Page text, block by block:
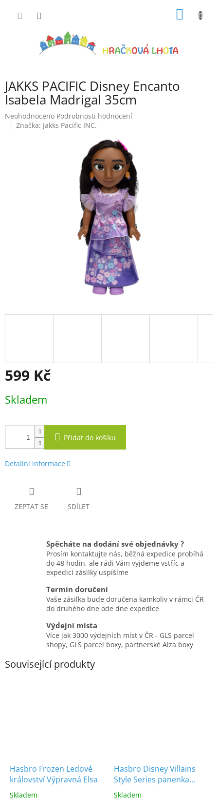
JAKKS PACIFIC Disney Encanto
Isabela Madrigal 35cm
Průměrné
hodnocení
Neohodnoceno Podrobnosti hodnocení
Značka: Jakks Pacific INC.
599 Kč
cena:
Skladem
Přidat do košíku
Detailní informace
ZEPTAT SE SDÍLET
Spěcháte na dodání své objednávky ?
Prosím kontaktujte nás, běžná expedice probíhá
do 48 hodin, ale rádi Vám vyjdeme vstříc a
expedici zásilky uspíšíme
Termín doručení
Vaše zásilka bude doručena kamkoliv v rámci ČR
do druhého dne ode dne expedice
Výdejní místa
Více jak 3000 výdejních míst v ČR - GLS parcel
shopy, GLS parcel boxy, partnerské Alza boxy
Související produkty
Hasbro Frozen Ledové
království Výpravná Elsa
Skladem
Hasbro Disney Villains
Style Series panenka
Cruella De Vil
Skladem